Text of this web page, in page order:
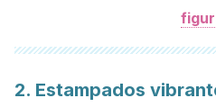
2. Estampados